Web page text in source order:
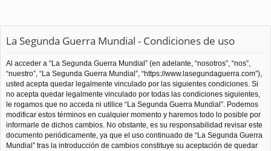
La Segunda Guerra Mundial - Condiciones de uso
Al acceder a “La Segunda Guerra Mundial” (en adelante, “nosotros”, “nos”,
“nuestro”, “La Segunda Guerra Mundial”, “https://www.lasegundaguerra.com”),
usted acepta quedar legalmente vinculado por las siguientes condiciones. Si
no acepta quedar legalmente vinculado por todas las condiciones siguientes,
le rogamos que no acceda ni utilice “La Segunda Guerra Mundial”. Podemos
modificar estos términos en cualquier momento y haremos todo lo posible por
informarle de dichos cambios. No obstante, es su responsabilidad revisar este
documento periódicamente, ya que el uso continuado de “La Segunda Guerra
Mundial” tras la introducción de cambios constituye su aceptación de quedar